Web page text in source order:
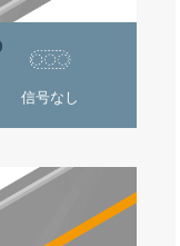
信号なし